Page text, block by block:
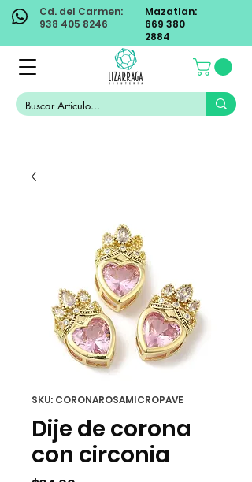
Cd. del Carmen:
938 405 8246
Mazatlan:
669 380
2884
SKU: CORONAROSAMICROPAVE
Dije de corona
con circonia